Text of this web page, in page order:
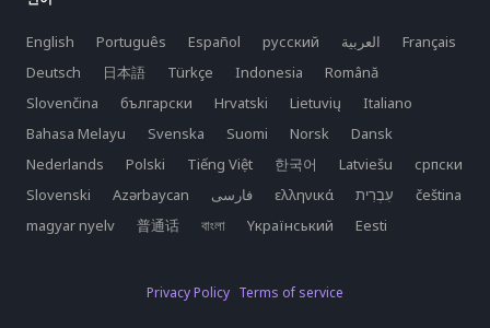
English Português Español русский العربية
Français
Deutsch
日本語 Türkçe Indonesia
Română
Slovenčina
български Hrvatski Lietuvių
Italiano
Bahasa Melayu
Svenska Suomi Norsk
Dansk
Nederlands
Polski Tiếng Việt 한국어 Latviešu
српски
Slovenski
Azərbaycan فارسی ελληνικά
čeština
magyar nyelv
普通话 বাংলা Yкраїнський Eesti
Privacy Policy Terms of service